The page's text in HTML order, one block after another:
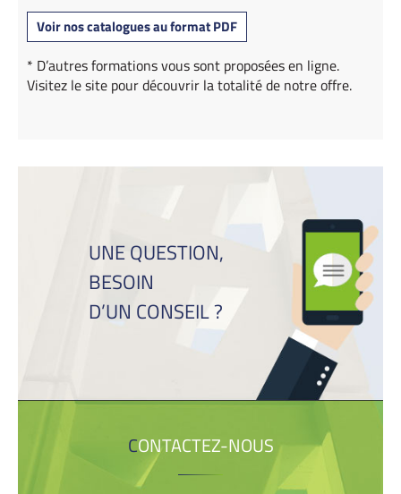
Voir nos catalogues au format PDF
* D’autres formations vous sont proposées en ligne.
Visitez le site pour découvrir la totalité de notre offre.
UNE QUESTION,
BESOIN
D’UN CONSEIL ?
CONTACTEZ-NOUS